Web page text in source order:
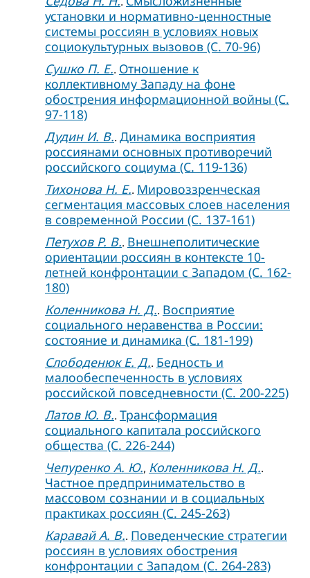
установки и нормативно-ценностные
системы россиян в условиях новых
социокультурных вызовов (C. 70-96)
Сушко П. Е.. Отношение к
коллективному Западу на фоне
обострения информационной войны (C.
97-118)
Дудин И. В.. Динамика восприятия
россиянами основных противоречий
российского социума (C. 119-136)
Тихонова Н. Е.. Мировоззренческая
сегментация массовых слоев населения
в современной России (C. 137-161)
Петухов Р. В.. Внешнеполитические
ориентации россиян в контексте 10-
летней конфронтации с Западом (C. 162-
180)
Коленникова Н. Д.. Восприятие
социального неравенства в России:
состояние и динамика (C. 181-199)
Слободенюк Е. Д.. Бедность и
малообеспеченность в условиях
российской повседневности (C. 200-225)
Латов Ю. В.. Трансформация
социального капитала российского
общества (C. 226-244)
Чепуренко А. Ю., Коленникова Н. Д..
Частное предпринимательство в
массовом сознании и в социальных
практиках россиян (C. 245-263)
Каравай А. В.. Поведенческие стратегии
россиян в условиях обострения
конфронтации с Западом (C. 264-283)